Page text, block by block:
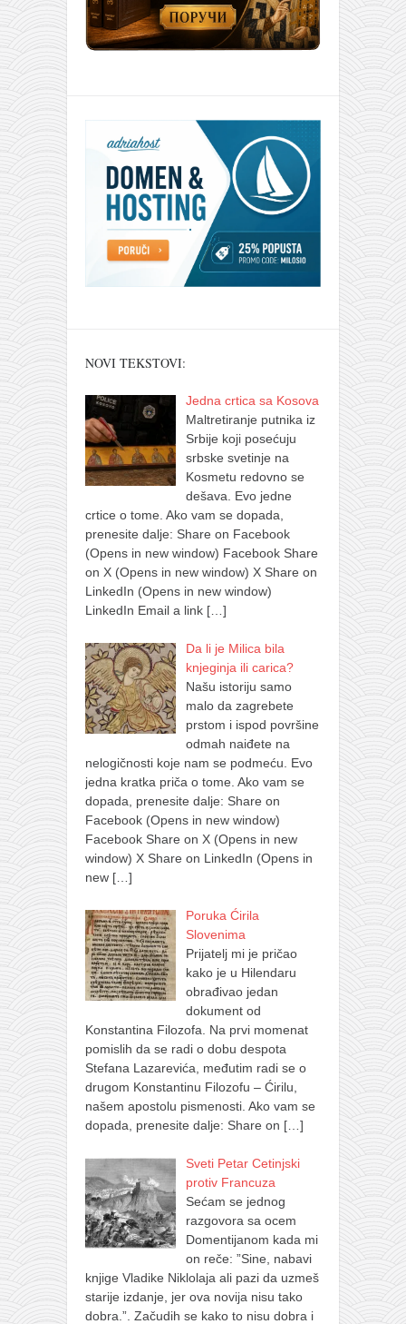
NOVI TEKSTOVI:
Jedna crtica sa Kosova
Maltretiranje putnika iz
Srbije koji posećuju
srbske svetinje na
Kosmetu redovno se
dešava. Evo jedne
crtice o tome. Ako vam se dopada,
prenesite dalje: Share on Facebook
(Opens in new window) Facebook Share
on X (Opens in new window) X Share on
LinkedIn (Opens in new window)
LinkedIn Email a link […]
Da li je Milica bila
knjeginja ili carica?
Našu istoriju samo
malo da zagrebete
prstom i ispod površine
odmah naiđete na
nelogičnosti koje nam se podmeću. Evo
jedna kratka priča o tome. Ako vam se
dopada, prenesite dalje: Share on
Facebook (Opens in new window)
Facebook Share on X (Opens in new
window) X Share on LinkedIn (Opens in
new […]
Poruka Ćirila
Slovenima
Prijatelj mi je pričao
kako je u Hilendaru
obrađivao jedan
dokument od
Konstantina Filozofa. Na prvi momenat
pomislih da se radi o dobu despota
Stefana Lazarevića, međutim radi se o
drugom Konstantinu Filozofu – Ćirilu,
našem apostolu pismenosti. Ako vam se
dopada, prenesite dalje: Share on […]
Sveti Petar Cetinjski
protiv Francuza
Sećam se jednog
razgovora sa ocem
Domentijanom kada mi
on reče: ”Sine, nabavi
knjige Vladike Niklolaja ali pazi da uzmeš
starije izdanje, jer ova novija nisu tako
dobra.”. Začudih se kako to nisu dobra i